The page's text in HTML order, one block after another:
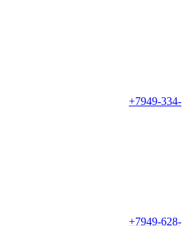
+7949-334-
+7949-628-